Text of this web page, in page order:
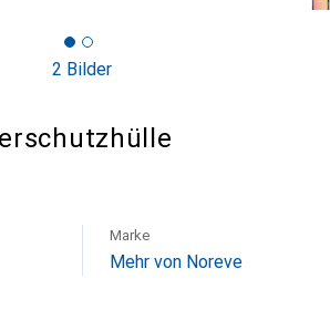
2 Bilder
Marke
Mehr von Noreve